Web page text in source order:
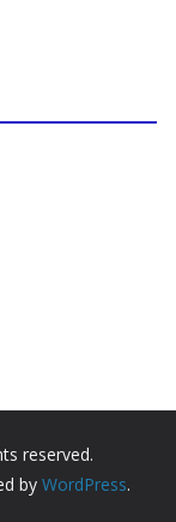
reserved.
by WordPress.